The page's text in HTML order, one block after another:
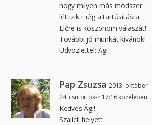
hogy milyen más módszer
létezik még a tartósításra.
Előre is köszönöm válaszát!
További jó munkát kívánok!
Üdvözlettel: Ági
Pap Zsuzsa 2013. október
24. csütörtök-n 17:16 közelében
Kedves Ági!
Szalicil helyett